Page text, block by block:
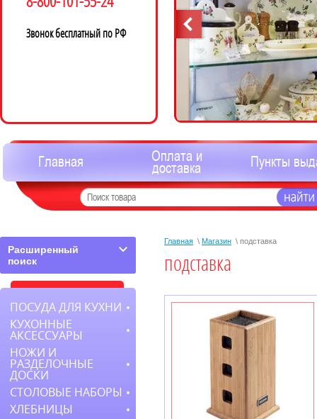
Звонок бесплатный по РФ
Главная Оплата и
доставка Пункты
Главная \ Магазин \ подставка
подставка
Расширенный
поиск
ПОСУДА ДЛЯ КУХНИ
КУХОННЫЕ
АКСЕССУАРЫ
НОЖИ И
РАЗДЕЛОЧНЫЕ
ДОСКИ
СТОЛОВЫЕ НАБОРЫ
ХЛЕБНИЦЫ